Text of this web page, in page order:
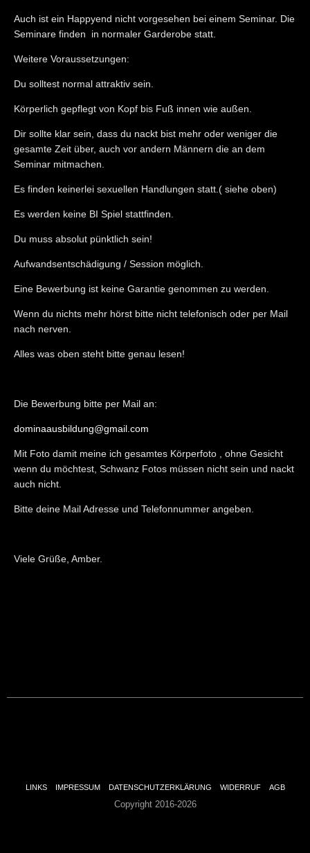
Auch ist ein Happyend nicht vorgesehen bei einem Seminar. Die
Seminare finden in normaler Garderobe statt.
Weitere Voraussetzungen:
Du solltest normal attraktiv sein.
Körperlich gepflegt von Kopf bis Fuß innen wie außen.
Dir sollte klar sein, dass du nackt bist mehr oder weniger die
gesamte Zeit über, auch vor andern Männern die an dem
Seminar mitmachen.
Es finden keinerlei sexuellen Handlungen statt.( siehe oben)
Es werden keine BI Spiel stattfinden.
Du muss absolut pünktlich sein!
Aufwandsentschädigung / Session möglich.
Eine Bewerbung ist keine Garantie genommen zu werden.
Wenn du nichts mehr hörst bitte nicht telefonisch oder per Mail
nach nerven.
Alles was oben steht bitte genau lesen!
Die Bewerbung bitte per Mail an:
dominaausbildung@gmail.com
Mit Foto damit meine ich gesamtes Körperfoto , ohne Gesicht
wenn du möchtest, Schwanz Fotos müssen nicht sein und nackt
auch nicht.
Bitte deine Mail Adresse und Telefonnummer angeben.
Viele Grüße, Amber.
LINKS IMPRESSUM DATENSCHUTZERKLÄRUNG WIDERRUF AGB
Copyright 2016-2026